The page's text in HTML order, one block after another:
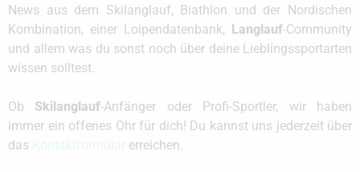
News aus dem Skilanglauf, Biathlon und der Nordischen
Kombination, einer Loipendatenbank,
Langlauf-Community
und allem was du sonst noch über deine Lieblingssportarten
wissen solltest.
Ob Skilanglauf-Anfänger oder Profi-Sportler, wir haben
immer ein offenes Ohr für dich! Du kannst uns jederzeit über
das
erreichen.